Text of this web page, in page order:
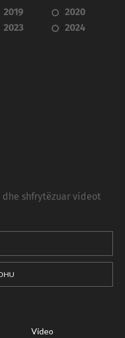
2019
2020
2023
2024
shfrytëzuar videot
Video